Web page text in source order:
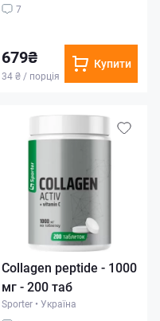
7
679₴
34 ₴ / порція
Купити
Collagen peptide - 1000
мг - 200 таб
Sporter • Україна